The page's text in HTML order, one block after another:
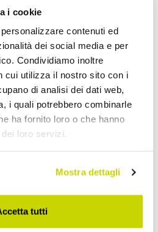
i cookie
contenuti ed
dei social media e per
Condividiamo inoltre
cui utilizza il nostro sito con i
di analisi dei dati web,
i quali potrebbero combinarle
ha fornito loro o che hanno
loro servizi.
Mostra dettagli
tutti